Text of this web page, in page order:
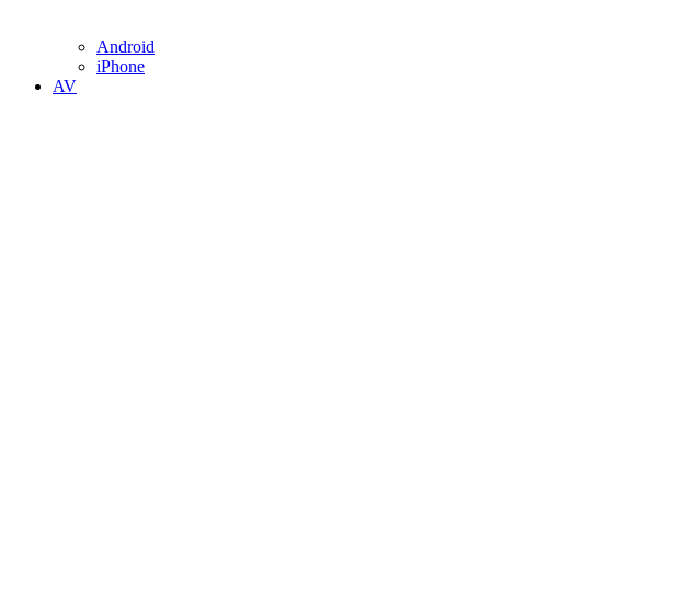
Android
iPhone
AV